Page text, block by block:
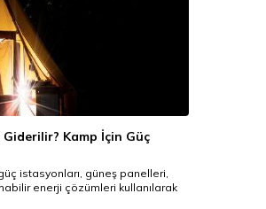
Kamp İçin Güç
istasyonları, güneş panelleri,
enerji çözümleri kullanılarak